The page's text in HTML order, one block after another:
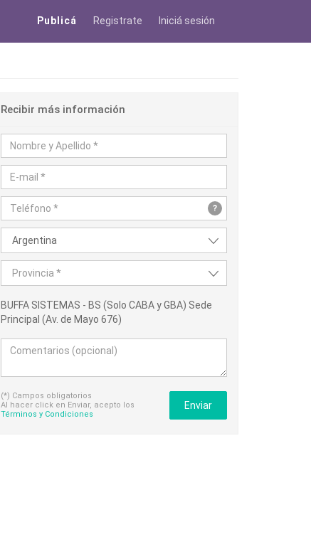
Publicá Registrate Iniciá sesión
Recibir más información
?
Argentina
Provincia *
BUFFA SISTEMAS - BS (Solo CABA y GBA) Sede
Principal (Av. de Mayo 676)
(*) Campos obligatorios
Al hacer click en Enviar, acepto los
Términos y Condiciones
Enviar